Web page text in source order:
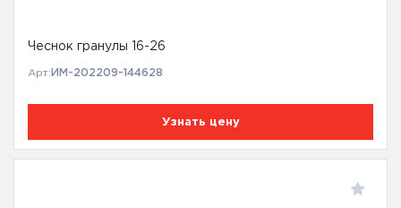
Чеснок гранулы 16-26
Арт: ИМ-202209-144628
Узнать цену